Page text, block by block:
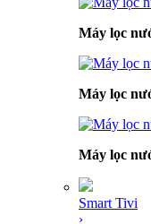
Máy lọc
Máy lọc
Máy lọc
Smart Tivi
›